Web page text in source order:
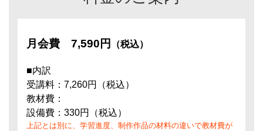
月会費 7,590円 （税込）
■内訳
受講料：7,260円（税込）
教材費：
設備費：330円（税込）
上記とは別に、学習進度、制作作品の材料の違いで教材費が